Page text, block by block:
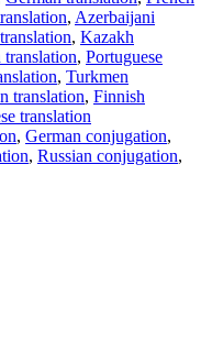
, Azerbaijani
, Kazakh
, Portuguese
, Turkmen
translation, Finnish
translation
, German conjugation,
, Russian conjugation,